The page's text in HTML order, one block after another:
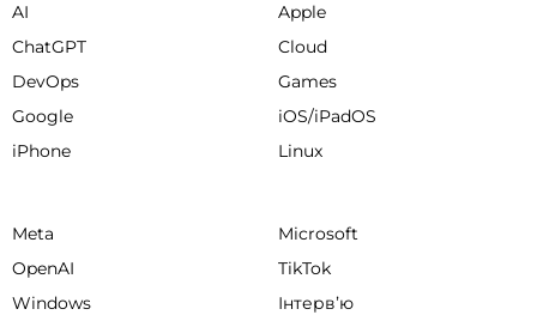
AI
Apple
ChatGPT
Cloud
DevOps
Games
Google
iOS/iPadOS
iPhone
Linux
Meta
Microsoft
OpenAI
TikTok
Windows
Інтервʼю